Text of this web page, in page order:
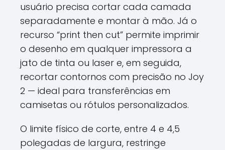
usuário precisa cortar cada camada
separadamente e montar à mão. Já o
recurso “print then cut” permite imprimir
o desenho em qualquer impressora a
jato de tinta ou laser e, em seguida,
recortar contornos com precisão no Joy
2 — ideal para transferências em
camisetas ou rótulos personalizados.
O limite físico de corte, entre 4 e 4,5
polegadas de largura, restringe